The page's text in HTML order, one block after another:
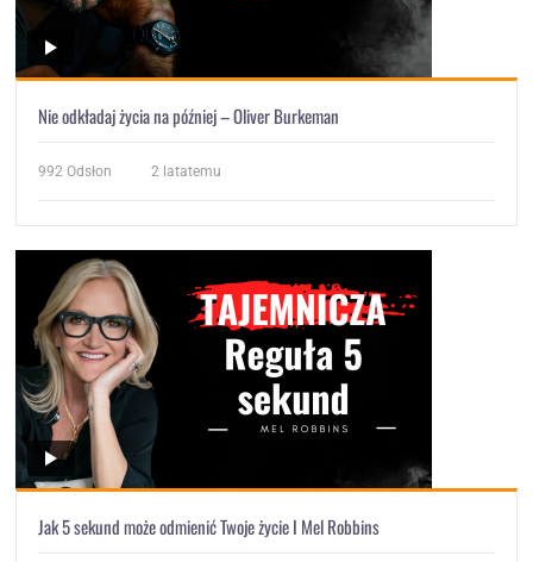
Nie odkładaj życia na później – Oliver Burkeman
992 Odsłon 2 latatemu
Jak 5 sekund może odmienić Twoje życie I Mel Robbins